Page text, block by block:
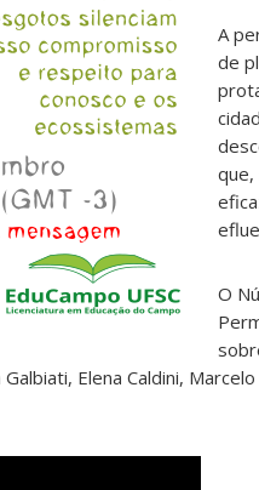
A
de
que,
O
Elena Caldini,